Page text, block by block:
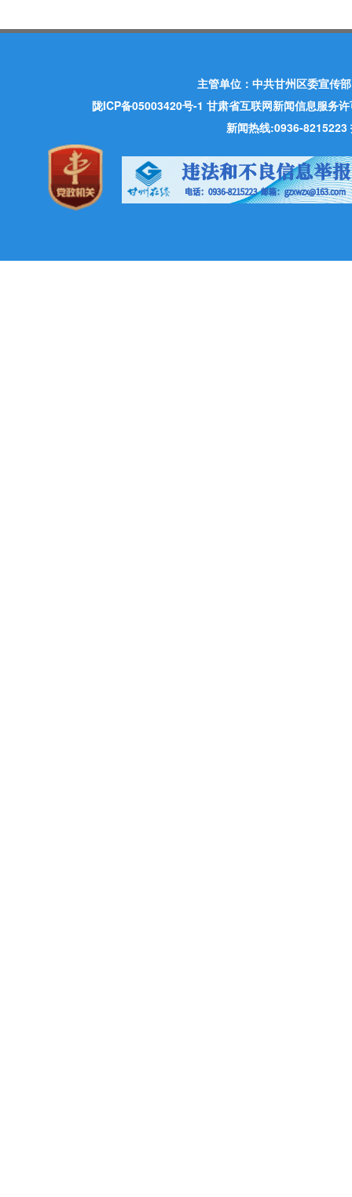
主管单位：中共甘州区委宣传
陇ICP备05003420号-1 甘肃省互联网新闻信息服务
新闻热线:0936-8215223